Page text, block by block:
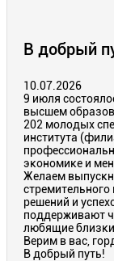
В добрый
10.07.2026
9 июля
высшем
202 молодых
института
экономике и
Желаем
стремительного
решений и
поддерживают
любящие
Верим в вас,
В добрый путь!